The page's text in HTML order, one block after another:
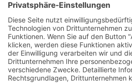
Legal
Impressum
Datenschutzerklärung
Cookie-Einstellungen